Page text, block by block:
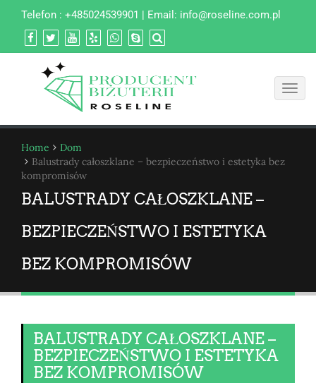
Telefon : +485024539901 | Email: info@roseline.com.pl
Home
Dom
Balustrady całoszklane – bezpieczeństwo i estetyka bez
kompromisów
BALUSTRADY CAŁOSZKLANE –
BEZPIECZEŃSTWO I ESTETYKA
BEZ KOMPROMISÓW
BALUSTRADY CAŁOSZKLANE –
BEZPIECZEŃSTWO I ESTETYKA
BEZ KOMPROMISÓW